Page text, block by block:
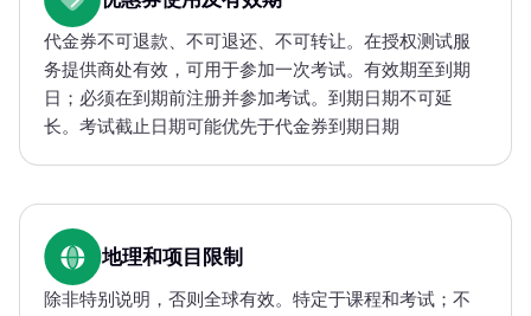
代金券不可退款、不可退还、不可转让。在授权测试服
务提供商处有效，可用于参加一次考试。有效期至到期
日；必须在到期前注册并参加考试。到期日期不可延
长。考试截止日期可能优先于代金券到期日期
地理和项目限制
除非特别说明，否则全球有效。特定于课程和考试；不